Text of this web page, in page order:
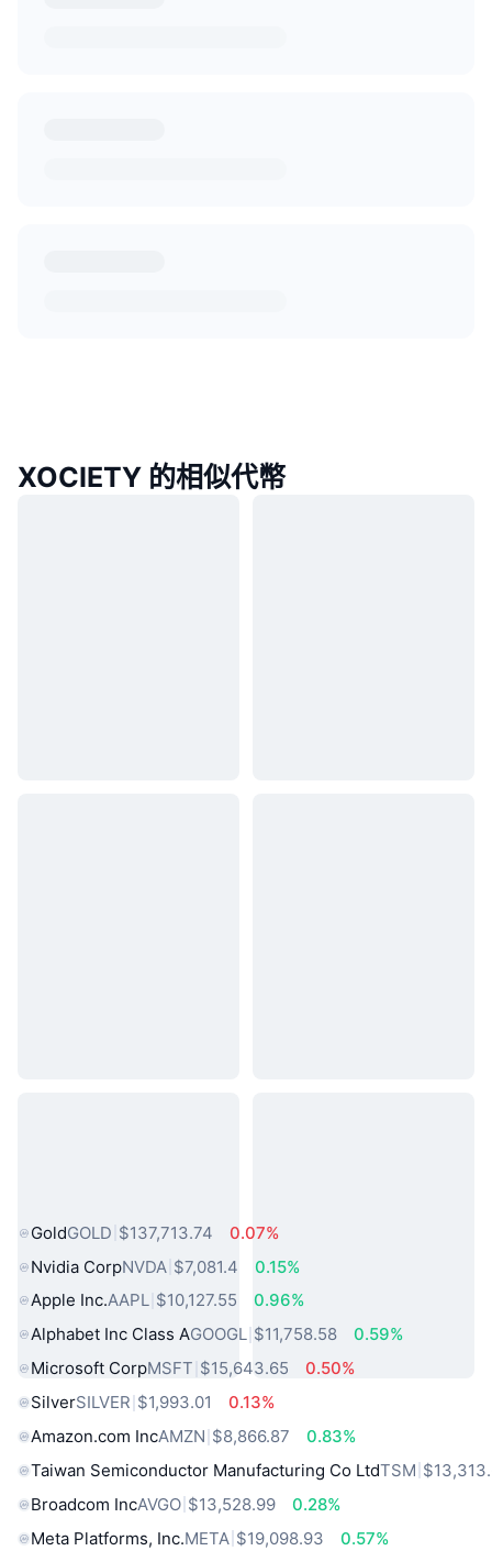
XOCIETY 的相似代幣
GoldGOLD $137,713.74
0.07%
Nvidia CorpNVDA $7,081.4
0.15%
Apple Inc.AAPL $10,127.55
0.96%
Alphabet Inc Class AGOOGL $11,758.58
0.59%
Microsoft CorpMSFT $15,643.65
0.50%
SilverSILVER $1,993.01
0.13%
Amazon.com IncAMZN $8,866.87
0.83%
Taiwan Semiconductor Manufacturing Co LtdTSM
Broadcom IncAVGO $13,528.99
0.28%
Meta Platforms, Inc.META $19,098.93 0.57%